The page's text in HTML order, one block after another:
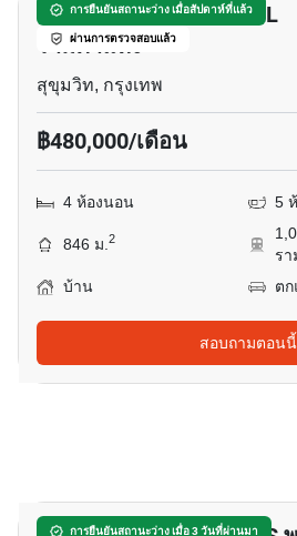
การยืนยันสถานะว่าง เมื่อสัปดาห์ที่แล้ว
ผ่านการตรวจสอบแล้ว
บ้าน 4-ห้องนอน ใกล้ ARL
รามคำแหง
สุขุมวิท, กรุงเทพ
฿480,000/เดือน
4 ห้องนอน 5
846 ม.2
รา
บ้าน
ต
สอบถามตอนนี้
การยืนยันสถานะว่าง เมื่อ 3 วันที่ผ่านมา